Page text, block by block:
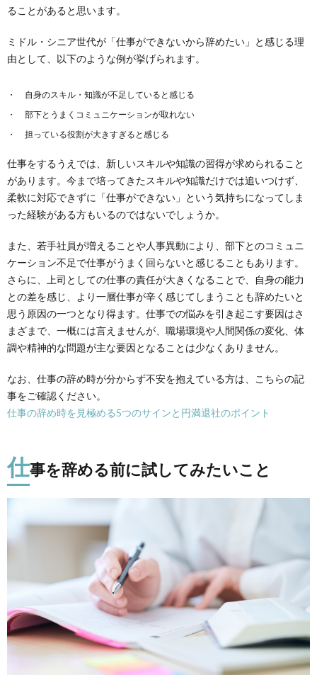
ることがあると思います。
ミドル・シニア世代が「仕事ができないから辞めたい」と感じる理
由として、以下のような例が挙げられます。
自身のスキル・知識が不足していると感じる
部下とうまくコミュニケーションが取れない
担っている役割が大きすぎると感じる
仕事をするうえでは、新しいスキルや知識の習得が求められること
があります。今まで培ってきたスキルや知識だけでは追いつけず、
柔軟に対応できずに「仕事ができない」という気持ちになってしま
った経験がある方もいるのではないでしょうか。
また、若手社員が増えることや人事異動により、部下とのコミュニ
ケーション不足で仕事がうまく回らないと感じることもあります。
さらに、上司としての仕事の責任が大きくなることで、自身の能力
との差を感じ、より一層仕事が辛く感じてしまうことも辞めたいと
思う原因の一つとなり得ます。仕事での悩みを引き起こす要因はさ
まざまで、一概には言えませんが、職場環境や人間関係の変化、体
調や精神的な問題が主な要因となることは少なくありません。
なお、仕事の辞め時が分からず不安を抱えている方は、こちらの記
事をご確認ください。
仕事の辞め時を見極める5つのサインと円満退社のポイント
仕事を辞める前に試してみたいこと